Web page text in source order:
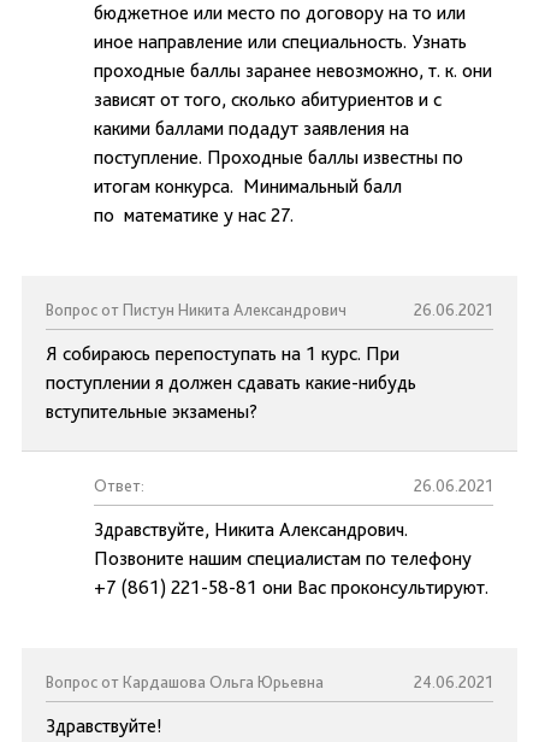
бюджетное или место по договору на то или
иное направление или специальность. Узнать
проходные баллы заранее невозможно, т. к. они
зависят от того, сколько абитуриентов и с
какими баллами подадут заявления на
поступление. Проходные баллы известны по
итогам конкурса. Минимальный балл
по математике у нас 27.
Вопрос от Пистун Никита Александрович 26.06.2021
Я собираюсь перепоступать на 1 курс. При
поступлении я должен сдавать какие-нибудь
вступительные экзамены?
Ответ: 26.06.2021
Здравствуйте, Никита Александрович.
Позвоните нашим специалистам по телефону
+7 (861) 221-58-81 они Вас проконсультируют.
Вопрос от Кардашова Ольга Юрьевна 24.06.2021
Здравствуйте!